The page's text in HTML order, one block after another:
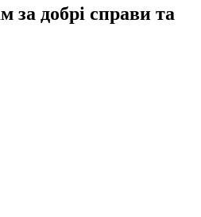
за добрі справи та